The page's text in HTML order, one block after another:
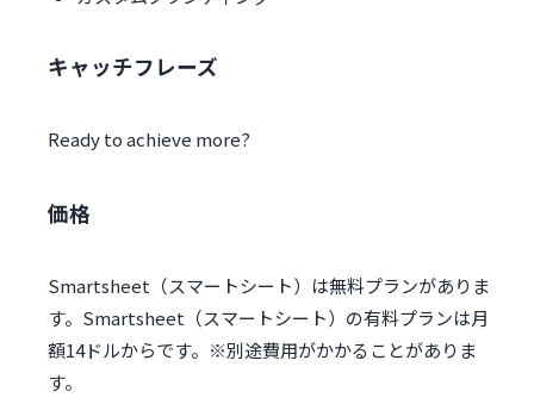
キャッチフレーズ
Ready to achieve more?
価格
Smartsheet（スマートシート）は無料プランがありま
す。Smartsheet（スマートシート）の有料プランは月
額14ドルからです。※別途費用がかかることがありま
す。